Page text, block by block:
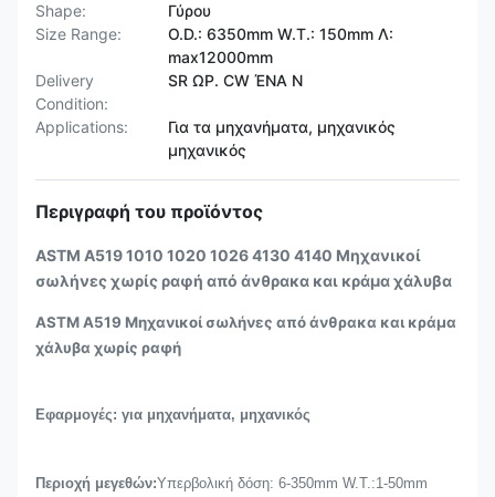
Shape:
Γύρου
Size Range:
O.D.: 6350mm W.T.: 150mm Λ:
max12000mm
Delivery
Condition:
SR ΩΡ. CW ΈΝΑ Ν
Applications:
Για τα μηχανήματα, μηχανικός
μηχανικός
Περιγραφή του προϊόντος
ASTM A519 1010 1020 1026 4130 4140 Μηχανικοί
σωλήνες χωρίς ραφή από άνθρακα και κράμα χάλυβα
ASTM A519 Μηχανικοί σωλήνες από άνθρακα και κράμα
χάλυβα χωρίς ραφή
Εφαρμογές: για μηχανήματα, μηχανικός
Περιοχή μεγεθών:Υπερβολική δόση: 6-350mm W.T.:1-50mm